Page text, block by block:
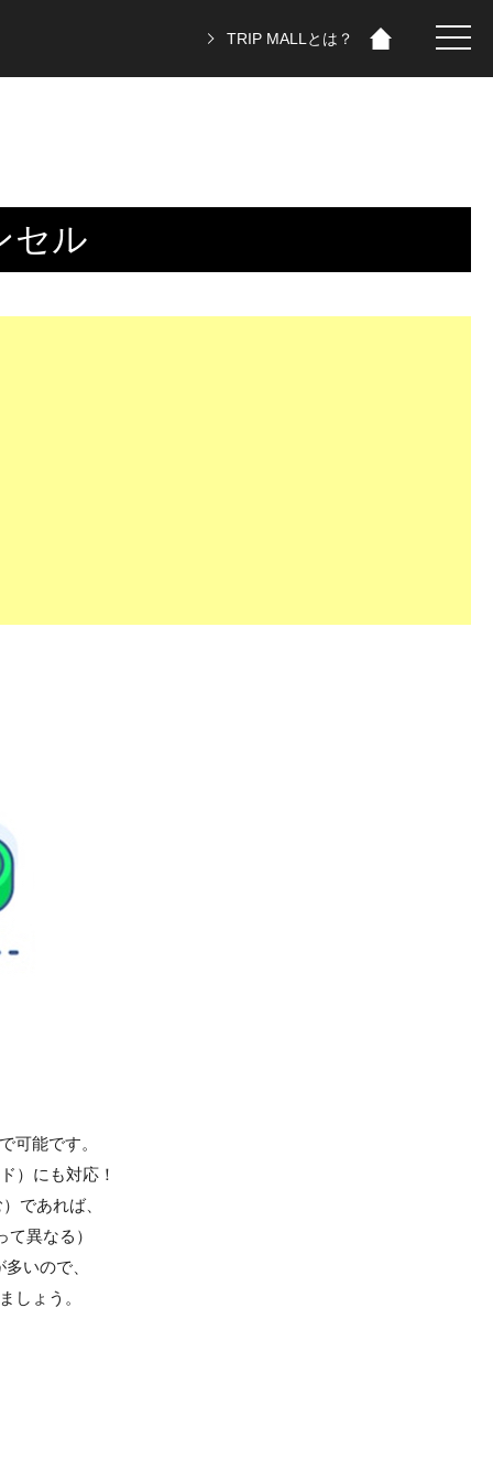
TRIP MALLとは？
セル
可能です。
）にも対応！
であれば、
異なる）
いので、
しょう。